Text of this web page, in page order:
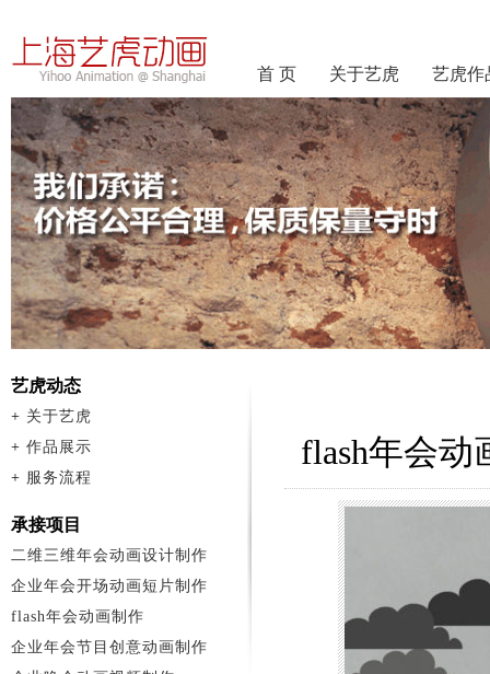
首 页 关于艺虎 艺虎作
flash年会动
艺虎动态
+ 关于艺虎
+ 作品展示
+ 服务流程
承接项目
二维三维年会动画设计制作
企业年会开场动画短片制作
flash年会动画制作
企业年会节目创意动画制作